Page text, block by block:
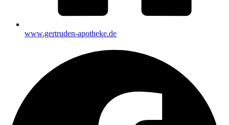
www.gertruden-apotheke.de